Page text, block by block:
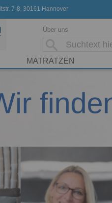
7-8, 30161 Hannover
Über uns
MATRATZEN